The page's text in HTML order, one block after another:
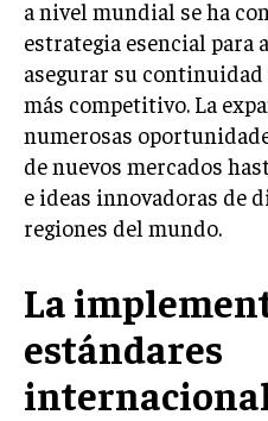
LIFESTYLE
MARKETING
ESTRATEGIAS DE
AGENCIAS DE
VENTA DE
MARKETING DIGITAL
PUBLICIDAD
a nivel mundial se ha
estrategia esencial para
asegurar su continuidad
más competitivo. La
numerosas
de nuevos mercados
e ideas innovadoras de
regiones del mundo.
La
estándares